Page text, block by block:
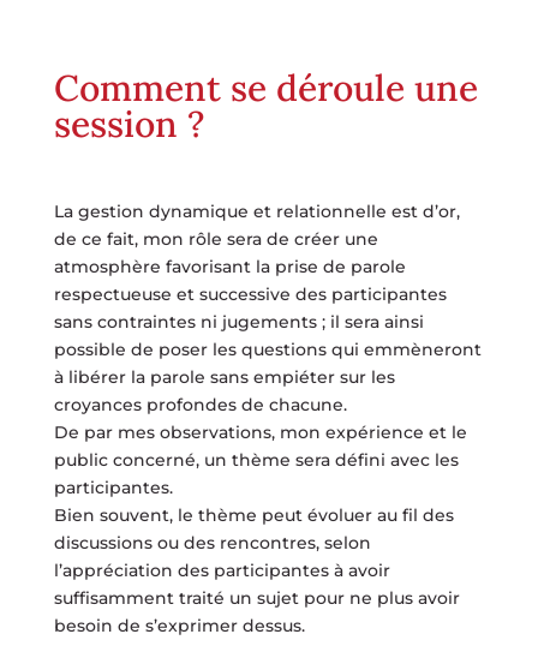
Comment se déroule une
session ?
La gestion dynamique et relationnelle est d’or,
de ce fait, mon rôle sera de créer une
atmosphère favorisant la prise de parole
respectueuse et successive des participantes
sans contraintes ni jugements ; il sera ainsi
possible de poser les questions qui emmèneront
à libérer la parole sans empiéter sur les
croyances profondes de chacune.
De par mes observations, mon expérience et le
public concerné, un thème sera défini avec les
participantes.
Bien souvent, le thème peut évoluer au fil des
discussions ou des rencontres, selon
l’appréciation des participantes à avoir
suffisamment traité un sujet pour ne plus avoir
besoin de s’exprimer dessus.